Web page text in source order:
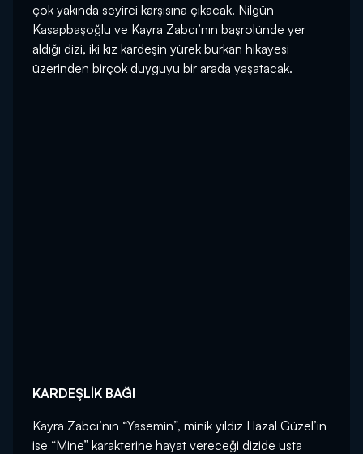
çok yakında seyirci karşısına çıkacak. Nilgün
Kasapbaşoğlu ve Kayra Zabcı’nın başrolünde yer
aldığı dizi, iki kız kardeşin yürek burkan hikayesi
üzerinden birçok duyguyu bir arada yaşatacak.
KARDEŞLİK BAĞI
Kayra Zabcı’nın “Yasemin”, minik yıldız Hazal Güzel’in
ise “Mine” karakterine hayat vereceği dizide usta